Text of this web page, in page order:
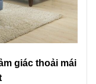
giác thoải mái